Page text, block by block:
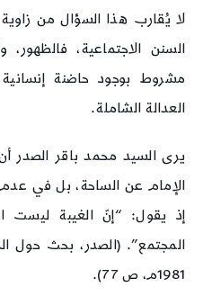
لا يُقارب هذا السؤال من
السنن الاجتماعية، فالظهور،
مشروط بوجود حاضنة
العدالة الشاملة.
يرى السيد محمد باقر
الإمام عن الساحة، بل في عدم
إذ يقول: “إنّ الغيبة ليست
المجتمع”. (الصدر، بحث حول
1981م، ص 77).